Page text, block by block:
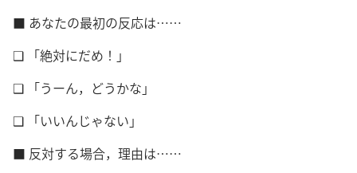
■ あなたの最初の反応は……
❑ 「絶対にだめ！」
❑ 「うーん，どうかな」
❑ 「いいんじゃない」
■ 反対する場合，理由は……